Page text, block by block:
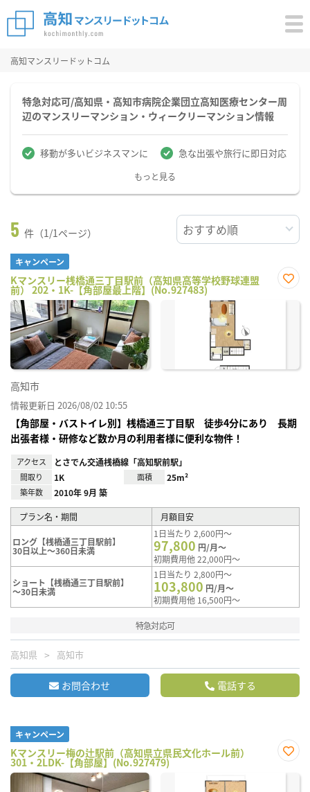
高知マンスリードットコム
特急対応可/高知県・高知市病院企業団立高知医療センター周
辺のマンスリーマンション・ウィークリーマンション情報
移動が多いビジネスマンに 急な出張や旅行に即日対応
もっと見る
5 件（1/1ページ）
キャンペーン
Kマンスリー桟橋通三丁目駅前（高知県高等学校野球連盟
前） 202・1K-【角部屋最上階】(No.927483)
に入
高知市
情報更新日 2026/08/02 10:55
【角部屋・バストイレ別】桟橋通三丁目駅 徒歩4分にあり 長期
出張者様・研修など数か月の利用者様に便利な物件！
アクセス とさでん交通桟橋線「高知駅前駅」
間取り 1K 面積 25m²
築年数 2010年 9月 築
プラン名・期間 月額目安
ロング【桟橋通三丁目駅前】
30日以上～360日未満
1日当たり 2,600円～
97,800 円/月～
初期費用他 22,000円～
ショート【桟橋通三丁目駅前】
～30日未満
1日当たり 2,800円～
103,800 円/月～
初期費用他 16,500円～
特急対応可
高知県 高知市
お問合わせ 電話する
キャンペーン
Kマンスリー梅の辻駅前（高知県立県民文化ホール前）
301・2LDK-【角部屋】(No.927479)
に入